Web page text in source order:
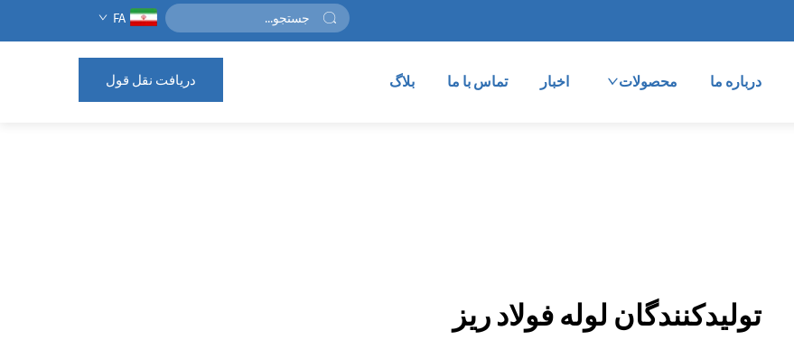
FA
درباره ما محصولات اخبار تماس با ما بلاگ دریافت نقل قول
تولیدکنندگان لوله فولاد ریز